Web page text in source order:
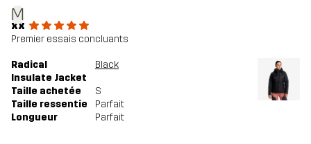
M
xx
Premier essais concluants
Radical
Insulate Jacket
Black
Taille achetée
S
Taille ressentie
Parfait
Longueur
Parfait